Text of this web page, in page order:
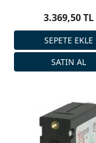
3.369,50 TL